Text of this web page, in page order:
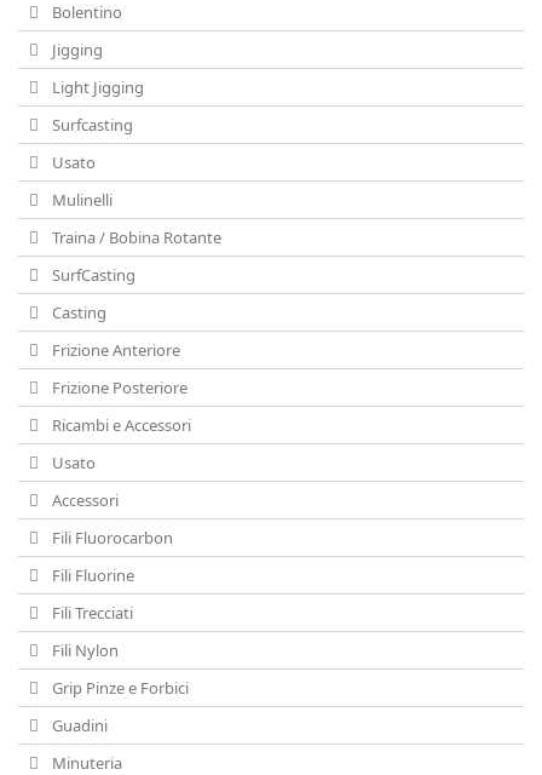
Bolentino
Jigging
Light Jigging
Surfcasting
Usato
Mulinelli
Traina / Bobina Rotante
SurfCasting
Casting
Frizione Anteriore
Frizione Posteriore
Ricambi e Accessori
Usato
Accessori
Fili Fluorocarbon
Fili Fluorine
Fili Trecciati
Fili Nylon
Grip Pinze e Forbici
Guadini
Minuteria